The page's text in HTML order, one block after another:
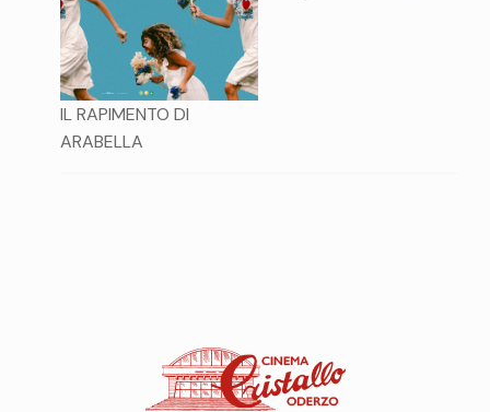
IL RAPIMENTO DI
ARABELLA